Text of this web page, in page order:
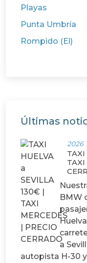
Playas
Punta Umbría
Rompido (El)
Últimas
2026
TAXI
TAXI
BMW
a
autopista H-30